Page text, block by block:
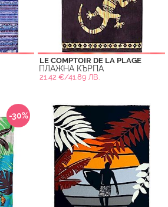
LE COMPTOIR DE LA PLAGE
ПЛАЖНА КЪРПА
21.42 €/41.89 ЛВ.
-30%